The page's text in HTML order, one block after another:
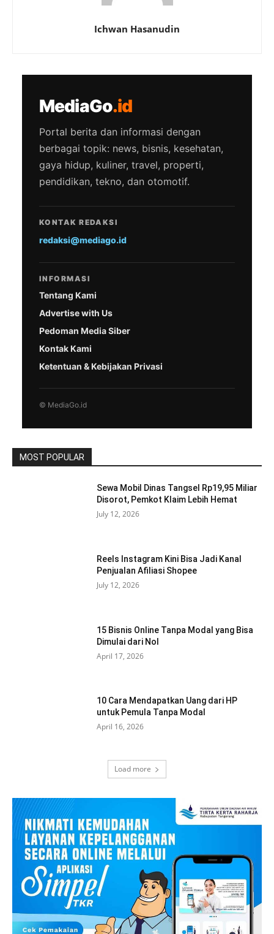
Ichwan Hasanudin
MediaGo.id
Portal berita dan informasi dengan
berbagai topik: news, bisnis, kesehatan,
gaya hidup, kuliner, travel, properti,
pendidikan, tekno, dan otomotif.
KONTAK REDAKSI
redaksi@mediago.id
INFORMASI
Tentang Kami
Advertise with Us
Pedoman Media Siber
Kontak Kami
Ketentuan & Kebijakan Privasi
© MediaGo.id
MOST POPULAR
Sewa Mobil Dinas Tangsel Rp19,95 Miliar
Disorot, Pemkot Klaim Lebih Hemat
July 12, 2026
Reels Instagram Kini Bisa Jadi Kanal
Penjualan Afiliasi Shopee
July 12, 2026
15 Bisnis Online Tanpa Modal yang Bisa
Dimulai dari Nol
April 17, 2026
10 Cara Mendapatkan Uang dari HP
untuk Pemula Tanpa Modal
April 16, 2026
Load more